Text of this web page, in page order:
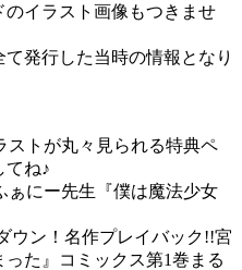
イラスト画像もつきませ
発行した当時の情報となり
ストが丸々見られる特典ペ
てね♪
ぁにー先生『僕は魔法少女
ウン！名作プレイバック!!宮
た』コミックス第1巻まる